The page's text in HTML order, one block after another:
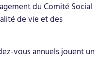
du Comité Social
de vie et des
vous annuels jouent un